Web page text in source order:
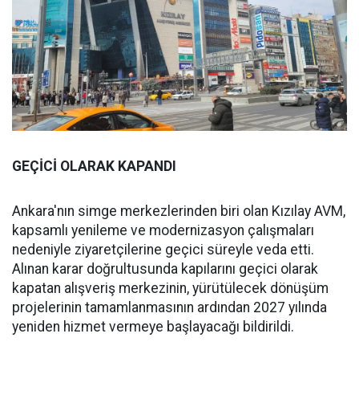
GEÇİCİ OLARAK KAPANDI
Ankara'nın simge merkezlerinden biri olan Kızılay AVM,
kapsamlı yenileme ve modernizasyon çalışmaları
nedeniyle ziyaretçilerine geçici süreyle veda etti.
Alınan karar doğrultusunda kapılarını geçici olarak
kapatan alışveriş merkezinin, yürütülecek dönüşüm
projelerinin tamamlanmasının ardından 2027 yılında
yeniden hizmet vermeye başlayacağı bildirildi.